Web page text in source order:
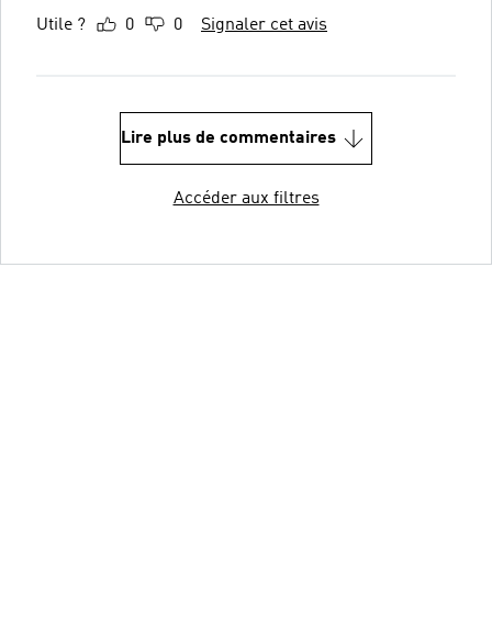
Utile ? 0 0 Signaler cet avis
Lire plus de commentaires
Accéder aux filtres